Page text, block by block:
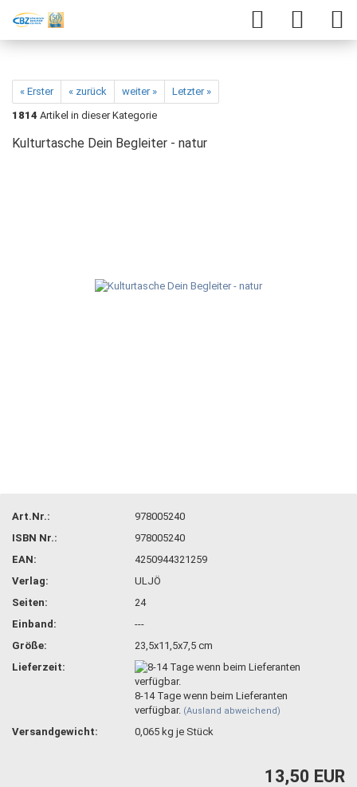
« Erster « zurück weiter »
Letzter »
1814 Artikel in dieser Kategorie
Kulturtasche Dein Begleiter - natur
Art.Nr.:
978005240
ISBN Nr.:
978005240
EAN:
4250944321259
Verlag:
ULJÖ
Seiten:
24
Einband:
---
Größe:
23,5x11,5x7,5 cm
Lieferzeit:
8-14 Tage wenn beim Lieferanten
verfügbar. (Ausland abweichend)
Versandgewicht: 0,065 kg je Stück
13,50 EUR